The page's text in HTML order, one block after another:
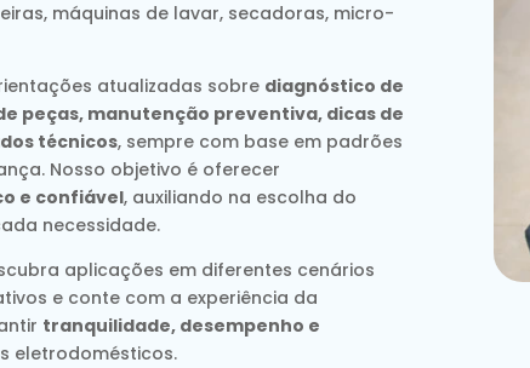
máquinas de lavar, secadoras, micro-
atualizadas sobre diagnóstico de
peças, manutenção preventiva, dicas de
técnicos, sempre com base em padrões
Nosso objetivo é oferecer
e confiável, auxiliando na escolha do
necessidade.
aplicações em diferentes cenários
e conte com a experiência da
tranquilidade, desempenho e
eletrodomésticos.